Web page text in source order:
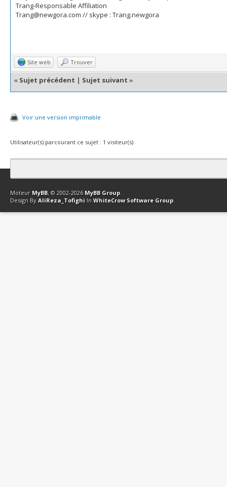
Trang-Responsable Affiliation
Trang@newgora.com // skype : Trang.newgora
Site web Trouver
« Sujet précédent | Sujet suivant »
Voir une version imprimable
Utilisateur(s) parcourant ce sujet : 1 visiteur(s)
Contact Club Affiliation Retourner en haut Version bas-débit
Moteur MyBB, © 2002-2026 MyBB Group.
Design By AliReza_Tofighi In WhiteCrow Software Group.